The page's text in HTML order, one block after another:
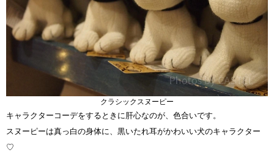
クラシックスヌーピー
キャラクターコーデをするときに肝心なのが、色合いです。
スヌーピーは真っ白の身体に、黒いたれ耳がかわいい犬のキャラクター
♡